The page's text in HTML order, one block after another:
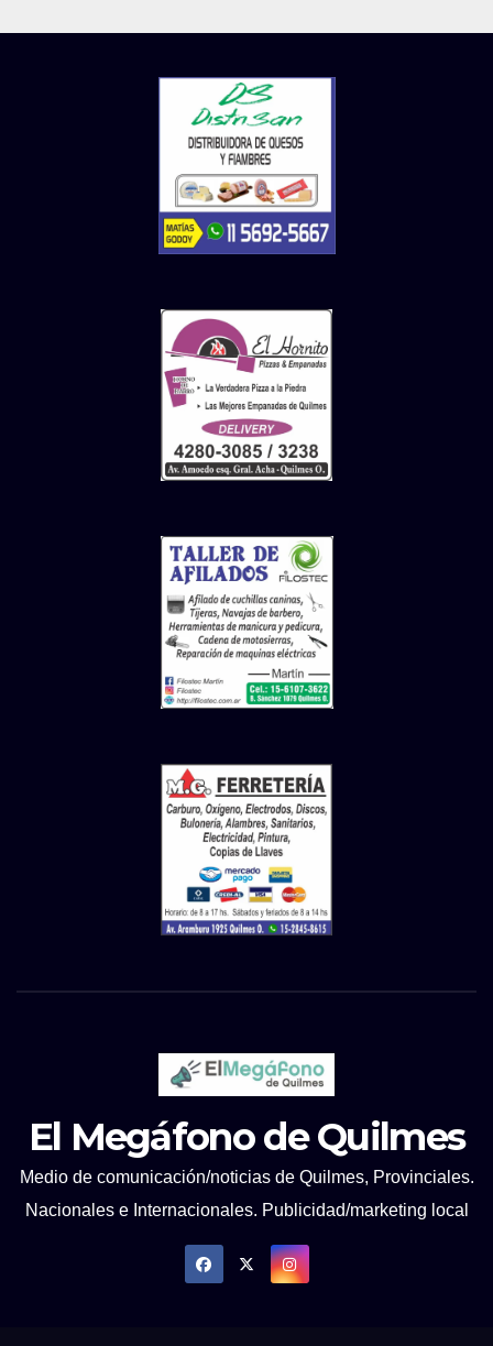
El Megáfono de Quilmes
Medio de comunicación/noticias de Quilmes, Provinciales.
Nacionales e Internacionales. Publicidad/marketing local